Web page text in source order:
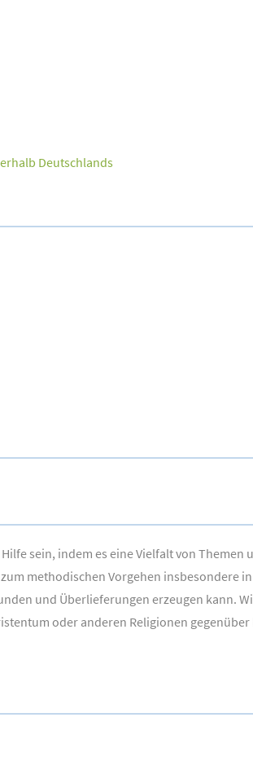
Deutschlands
sein, indem es eine Vielfalt von Themen
methodischen Vorgehen insbesondere
und Überlieferungen erzeugen kann.
oder anderen Religionen